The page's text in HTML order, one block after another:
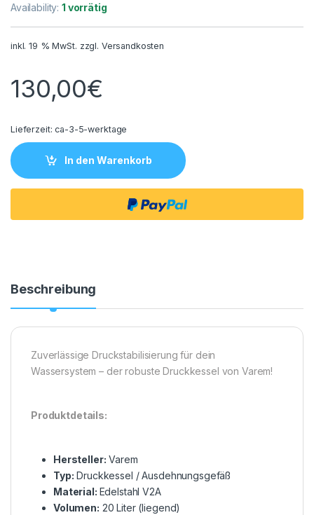
Availability:1 vorrätig
inkl. 19 % MwSt. zzgl. Versandkosten
130,00€
Lieferzeit:ca-3-5-werktage
In den Warenkorb
Beschreibung
Zuverlässige Druckstabilisierung für dein
Wassersystem – der robuste Druckkessel von Varem!
Produktdetails:
Hersteller: Varem
Typ: Druckkessel / Ausdehnungsgefäß
Material: Edelstahl V2A
Volumen: 20 Liter (liegend)